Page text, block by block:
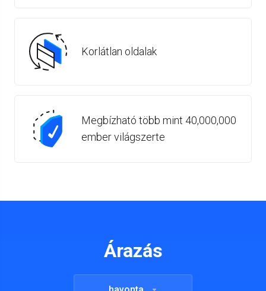
Korlátlan oldalak
Megbízható több mint 40,000,000
ember világszerte
Árazás